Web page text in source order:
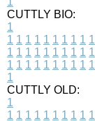
CUTTLY BIO:
1
1 1 1 1 1 1 1 1 1 1
1 1 1 1 1 1 1 1 1 1
1 1 1 1 1 1 1 1 1 1
1
CUTTLY OLD:
1
1 1 1 1 1 1 1 1 1 1